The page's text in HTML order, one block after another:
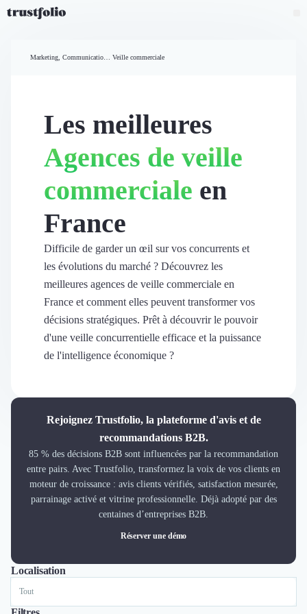
Widgets d'avis
Partage d’avis multicanal
Vidéo de témoignage
Révéler le réseau
Vitrine & média
Suivi du ROI
Voir tous nos avis clients
Découvrir le média
Demander une démo
Cabinet de Recrutement
Formation
Teambuilding
Marque Employeur
Conseil en Management et Organisation
Portage Salarial
Responsabilité Sociétale des Entreprises (RSE)
Marketplace de freelance
Coaching
Accueil
Marketing, Communication et Ventes Veille commerciale
Les meilleures
Agences de veille
commerciale en
France
Difficile de garder un œil sur vos concurrents et
les évolutions du marché ? Découvrez les
meilleures agences de veille commerciale en
France et comment elles peuvent transformer vos
décisions stratégiques. Prêt à découvrir le pouvoir
d'une veille concurrentielle efficace et la puissance
de l'intelligence économique ?
Rejoignez Trustfolio, la plateforme d'avis et de
recommandations B2B.
85 % des décisions B2B sont influencées par la recommandation
entre pairs. Avec Trustfolio, transformez la voix de vos clients en
moteur de croissance : avis clients vérifiés, satisfaction mesurée,
parrainage activé et vitrine professionnelle. Déjà adopté par des
centaines d’entreprises B2B.
Réserver une démo
Localisation
ToutParisNantes